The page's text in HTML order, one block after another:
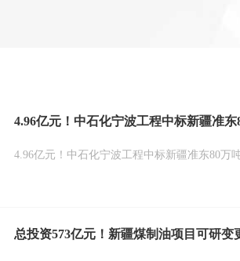
4.96亿元！中石化宁波工程中标新疆准
4.96亿元！中石化宁波工程中标新疆准东80万
总投资573亿元！新疆煤制油项目可研变